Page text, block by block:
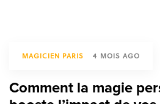
MAGICIEN PARIS 4 MOIS AGO
Comment la magie